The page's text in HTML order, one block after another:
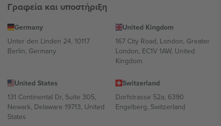
Γραφεία και υποστήριξη
Germany
Unter den Linden 24, 10117
Berlin, Germany
United Kingdom
167 City Road, London, Greater
London, EC1V 1AW, United
Kingdom
United States
131 Continental Dr, Suite 305,
Newark, Delaware 19713, United
States
Switzerland
Dorfstrasse 52a, 6390
Engelberg, Switzerland